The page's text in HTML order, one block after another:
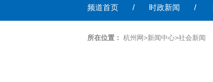
频道首页 / 时政新闻 /
所在位置： 杭州网>新闻中心>社会新闻